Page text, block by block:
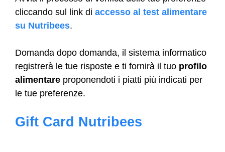
cliccando sul link di accesso al test alimentare
su Nutribees.
Domanda dopo domanda, il sistema informatico
registrerà le tue risposte e ti fornirà il tuo profilo
alimentare proponendoti i piatti più indicati per
le tue preferenze.
Gift Card Nutribees